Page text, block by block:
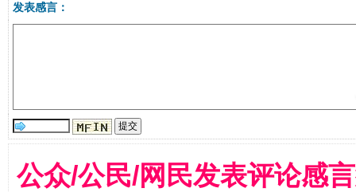
发表感言：
公众/公民/网民发表评论感